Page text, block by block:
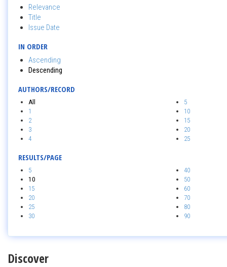
Relevance
Title
Issue Date
IN ORDER
Ascending
Descending
AUTHORS/RECORD
All
1
2
3
4
5
10
15
20
25
RESULTS/PAGE
5
10
15
20
25
30
40
50
60
70
80
90
Discover